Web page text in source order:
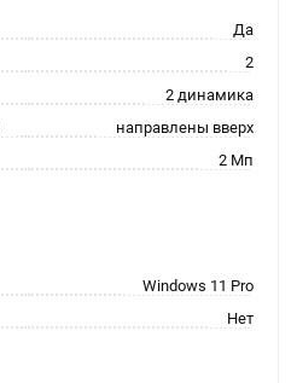
Да
2
2 динамика
направлены вверх
2 Мп
Windows 11 Pro
Нет